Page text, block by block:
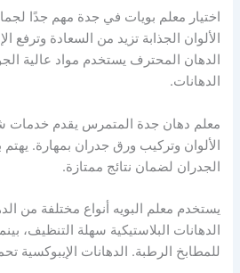
اختيار معلم بويات في جدة مهم جدًا
الدهان المحترف يستخدم مواد عالية
الدهانات.
معلم دهان جدة المتمرس يقدم خدمات
الألوان وتركيب ورق جدران بمهارة.
الجدران لضمان نتائج ممتازة.
يستخدم معلم البويه أنواع مختلفة من
الدهانات البلاستيكية سهلة التنظيف،
للمطابخ الرطبة. الدهانات الإيبوكسية